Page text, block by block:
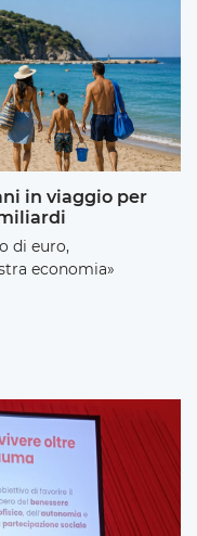
in viaggio per
di euro,
economia»